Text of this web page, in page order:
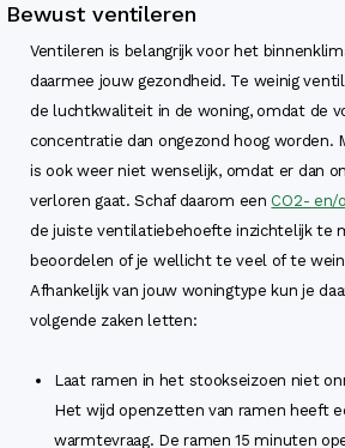
Bewust ventileren
Ventileren is belangrijk voor het
daarmee jouw gezondheid. Te weinig
de luchtkwaliteit in de woning, omdat de
concentratie dan ongezond hoog worden.
is ook weer niet wenselijk, omdat er dan
verloren gaat. Schaf daarom een CO2- en/
de juiste ventilatiebehoefte inzichtelijk te
beoordelen of je wellicht te veel of te
Afhankelijk van jouw woningtype kun je
volgende zaken letten:
Laat ramen in het stookseizoen niet
Het wijd openzetten van ramen heeft
warmtevraag. De ramen 15 minuten